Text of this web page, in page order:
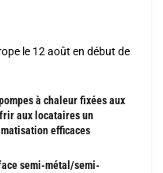
le 12 août en début de
à chaleur fixées aux
aux locataires un
efficaces
semi-métal/semi-